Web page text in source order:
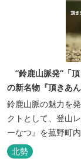
”鈴鹿山脈発”「
の新名物『頂きあ
鈴鹿山脈の魅力を
クトとして、登山
ーなつ』を菰野町
（金）より販売を開始いたしまし
の「頂き」を目指
北勢